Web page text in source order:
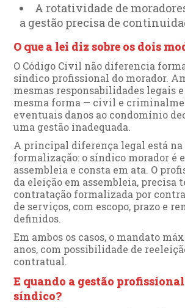
A rotatividade de
a gestão precisa de
O que a lei diz sobre os dois
O Código Civil não diferencia
síndico profissional do morador.
mesmas responsabilidades legais
mesma forma — civil e
eventuais danos ao condomínio
uma gestão inadequada.
A principal diferença legal está na
formalização: o síndico morador é
assembleia e consta em ata. O
da eleição em assembleia, precisa
contratação formalizada por
de serviços, com escopo, prazo e
definidos.
Em ambos os casos, o mandato
anos, com possibilidade de
contratual.
E quando a gestão
síndico?